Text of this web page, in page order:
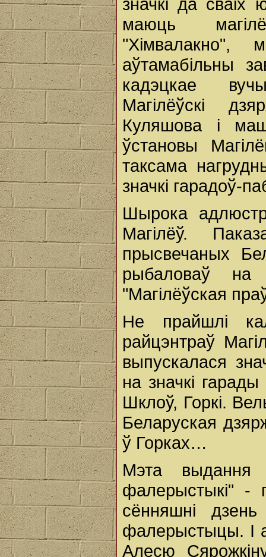
маюць
"Хімвалакно",
аўтамабільны
кадэцкае
Магілёўскі
Куляшова і
ўстановы
таксама
значкі гарадоў-
Шырока
Магілёў.
прысвечаных
рыбаловаў на
"Магілёўская
Не прайшлі
райцэнтраў
выпускалася
на значкі
Шклоў, Горкі.
Беларуская
ў Горках…
Мэта выдання
фалерыстыкі" -
сённяшні
фалерыстыцы. І
Алесю